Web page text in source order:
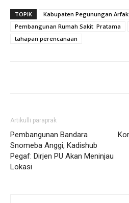
TOPIK
Kabupaten Pegunungan Arfak
Pembangunan Rumah Sakit Pratama
tahapan perencanaan
Artikulli paraprak
Pembangunan Bandara
Snomeba Anggi, Kadishub
Pegaf: Dirjen PU Akan Meninjau
Lokasi